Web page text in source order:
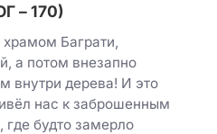
– 170)
Баграти,
а потом внезапно
внутри дерева! И это
нас к заброшенным
где будто замерло